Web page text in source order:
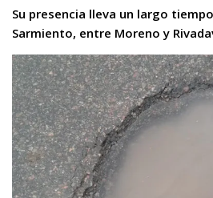
Su presencia lleva un largo
Sarmiento, entre Moreno y